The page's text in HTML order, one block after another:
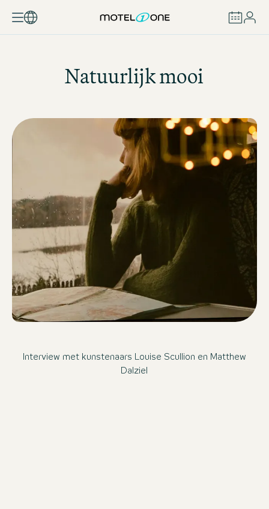
Natuurlijk mooi
Interview met kunstenaars Louise Scullion en Matthew
Dalziel